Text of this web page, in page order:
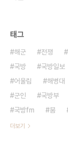
태그
해군 전쟁
국방
국방일보
어울림
해병대
군인
국방부
국방fm
붐
더보기